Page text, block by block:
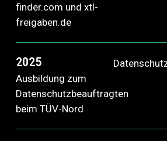
finder.com und xtl-
freigaben.de
2025
Ausbildung zum
Datenschutzbeauftragten
beim TÜV-Nord